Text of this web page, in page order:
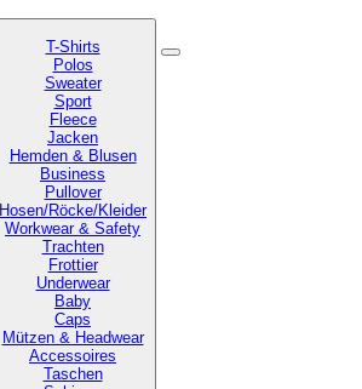
T-Shirts
Polos
Sweater
Sport
Fleece
Jacken
Hemden & Blusen
Business
Pullover
Hosen/Röcke/Kleider
Workwear & Safety
Trachten
Frottier
Underwear
Baby
Caps
Mützen & Headwear
Accessoires
Taschen